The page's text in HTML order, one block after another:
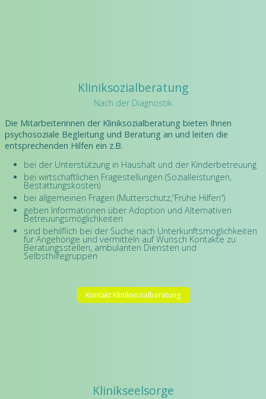
Kliniksozialberatung
Nach der Diagnostik
Die Mitarbeiterinnen der Kliniksozialberatung bieten Ihnen
psychosoziale Begleitung und Beratung an und leiten die
entsprechenden Hilfen ein z.B.
bei der Unterstützung in Haushalt und der Kinderbetreuung
bei wirtschaftlichen Fragestellungen (Sozialleistungen,
Bestattungskosten)
bei allgemeinen Fragen (Mutterschutz,“Frühe Hilfen“)
geben Informationen über Adoption und Alternativen
Betreuungsmöglichkeiten
sind behilflich bei der Suche nach Unterkunftsmöglichkeiten
für Angehörige und vermitteln auf Wunsch Kontakte zu
Beratungsstellen, ambulanten Diensten und
Selbsthilfegruppen
Kontakt Kliniksozialberatung
Klinikseelsorge